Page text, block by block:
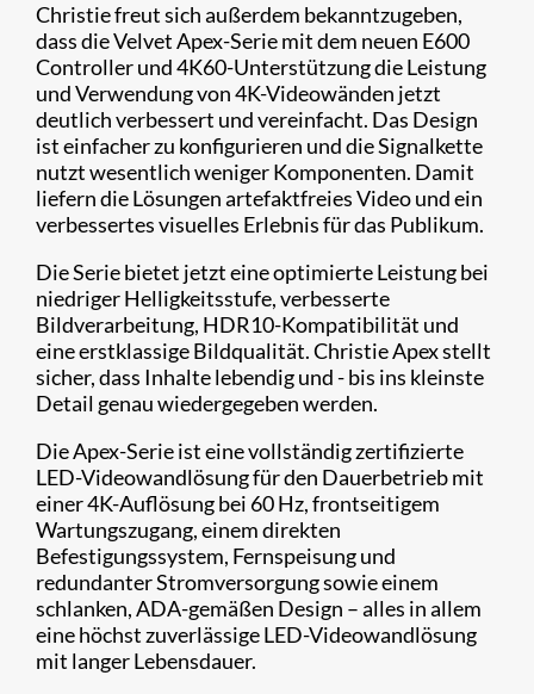
Christie freut sich außerdem bekanntzugeben,
dass die Velvet Apex-Serie mit dem neuen E600
Controller und 4K60-Unterstützung die Leistung
und Verwendung von 4K-Videowänden jetzt
deutlich verbessert und vereinfacht. Das Design
ist einfacher zu konfigurieren und die Signalkette
nutzt wesentlich weniger Komponenten. Damit
liefern die Lösungen artefaktfreies Video und ein
verbessertes visuelles Erlebnis für das Publikum.
Die Serie bietet jetzt eine optimierte Leistung bei
niedriger Helligkeitsstufe, verbesserte
Bildverarbeitung, HDR10-Kompatibilität und
eine erstklassige Bildqualität. Christie Apex stellt
sicher, dass Inhalte lebendig und - bis ins kleinste
Detail genau wiedergegeben werden.
Die Apex-Serie ist eine vollständig zertifizierte
LED-Videowandlösung für den Dauerbetrieb mit
einer 4K-Auflösung bei 60 Hz, frontseitigem
Wartungszugang, einem direkten
Befestigungssystem, Fernspeisung und
redundanter Stromversorgung sowie einem
schlanken, ADA-gemäßen Design – alles in allem
eine höchst zuverlässige LED-Videowandlösung
mit langer Lebensdauer.​